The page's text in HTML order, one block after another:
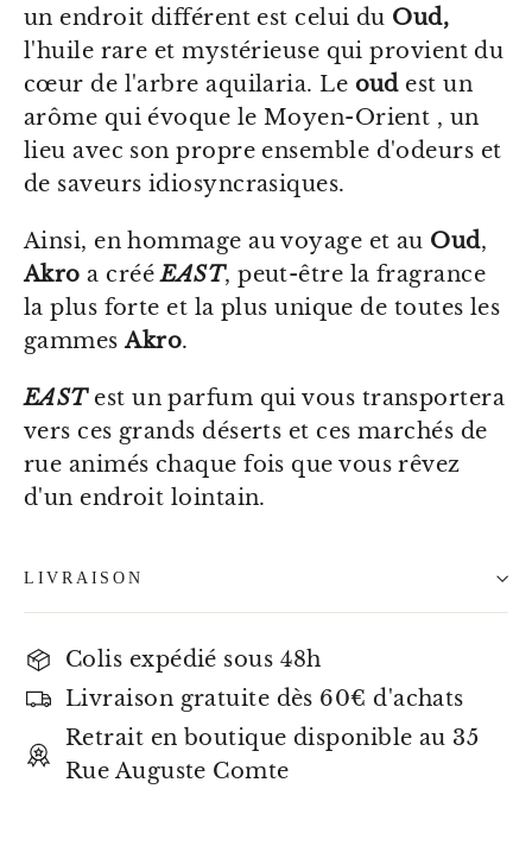
un endroit différent est celui du Oud,
l'huile rare et mystérieuse qui provient du
cœur de l'arbre aquilaria. Le oudest un
arôme qui évoque le Moyen-Orient , un
lieu avec son propre ensemble d'odeurs et
de saveurs idiosyncrasiques.
Ainsi, en hommage au voyage et au Oud,
Akro a crééEAST, peut-être la fragrance
la plus forte et la plus unique de toutes les
gammesAkro.
EASTest un parfum qui vous transportera
vers ces grands déserts et ces marchés de
rue animés chaque fois que vous rêvez
d'un endroit lointain.
LIVRAISON
Colis expédié sous 48h
Livraison gratuite dès 60€ d'achats
Retrait en boutique disponible au 35
Rue Auguste Comte